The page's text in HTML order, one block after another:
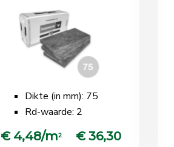
Dikte (in mm): 75
Rd-waarde: 2
€ 4,48/m2 € 36,30